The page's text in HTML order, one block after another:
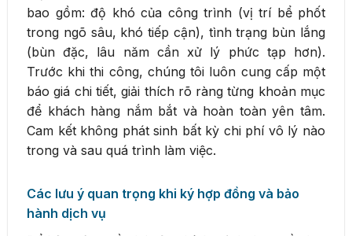
bao gồm: độ khó của công trình (vị trí bể phốt
trong ngõ sâu, khó tiếp cận), tình trạng bùn lắng
(bùn đặc, lâu năm cần xử lý phức tạp hơn).
Trước khi thi công, chúng tôi luôn cung cấp một
báo giá chi tiết, giải thích rõ ràng từng khoản mục
để khách hàng nắm bắt và hoàn toàn yên tâm.
Cam kết không phát sinh bất kỳ chi phí vô lý nào
trong và sau quá trình làm việc.
Các lưu ý quan trọng khi ký hợp đồng và bảo
hành dịch vụ